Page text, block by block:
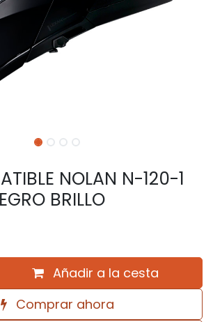
NOLAN N-120-1
BRILLO
Añadir a la cesta
Comprar ahora